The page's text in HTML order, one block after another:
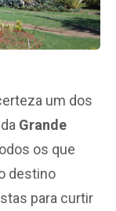
um dos
Grande
os que
destino
para curtir